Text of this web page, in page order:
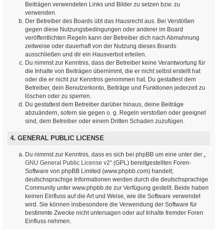
Beiträgen verwendeten Links und Bilder zu setzen bzw. zu
verwenden.
Der Betreiber des Boards übt das Hausrecht aus. Bei Verstößen
gegen diese Nutzungsbedingungen oder anderer im Board
veröffentlichten Regeln kann der Betreiber dich nach Abmahnung
zeitweise oder dauerhaft von der Nutzung dieses Boards
ausschließen und dir ein Hausverbot erteilen.
Du nimmst zur Kenntnis, dass der Betreiber keine Verantwortung für
die Inhalte von Beiträgen übernimmt, die er nicht selbst erstellt hat
oder die er nicht zur Kenntnis genommen hat. Du gestattest dem
Betreiber, dein Benutzerkonto, Beiträge und Funktionen jederzeit zu
löschen oder zu sperren.
Du gestattest dem Betreiber darüber hinaus, deine Beiträge
abzuändern, sofern sie gegen o. g. Regeln verstoßen oder geeignet
sind, dem Betreiber oder einem Dritten Schaden zuzufügen.
4. GENERAL PUBLIC LICENSE
Du nimmst zur Kenntnis, dass es sich bei phpBB um eine unter der „
GNU General Public License v2“ (GPL) bereitgestellten Foren-
Software von phpBB Limited (www.phpbb.com) handelt;
deutschsprachige Informationen werden durch die deutschsprachige
Community unter www.phpbb.de zur Verfügung gestellt. Beide haben
keinen Einfluss auf die Art und Weise, wie die Software verwendet
wird. Sie können insbesondere die Verwendung der Software für
bestimmte Zwecke nicht untersagen oder auf Inhalte fremder Foren
Einfluss nehmen.